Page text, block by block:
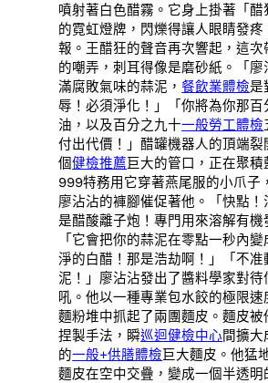
噴射著白色醋霧。它身上掛著「醋
的霓虹燈牌，閃爍得讓人眼睛發疼
報。王醋狂的聲音再次響起，這次
的嘲弄，刺耳得像是磨砂紙。「廖
滿腐敗氣味的蒜泥，餐飲業體檢是
辱！必須淨化！」「你將為你那百
油，以及百分之九十一般勞工體檢
付出代價！」醋罐機器人的頂端裂
個健檢推薦巨大的管口，正在聚
999特務用它穿著燕尾服的小爪子
廖沾沾的褲腳催促著他。「快點！
是醋酸離子炮！專門用來溶解有機
「它會把你的蒜泥在零點一秒內
淨的白醋！那是浩劫啊！」「不准
泥！」廖沾沾發出了醬料學家對待
吼。他以一種專業包水餃的極限速
麵粉堆中抓起了兩團麵皮。麵皮被
捏製手法，瞬巡迴健檢中心間擴大
的一般+供膳體檢巨大麵皮。他猛
麵皮在空中交疊，變成一個半透明